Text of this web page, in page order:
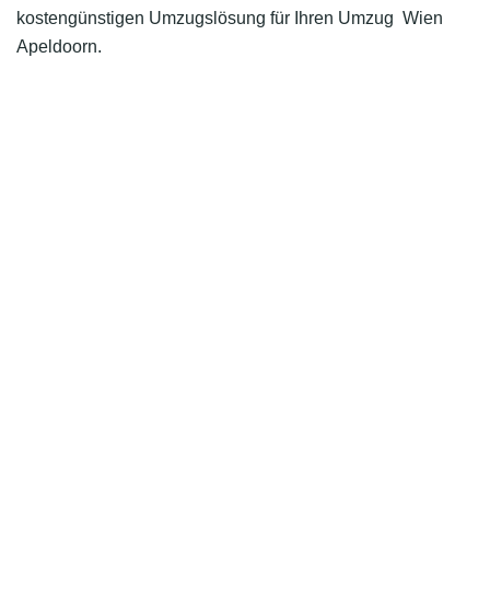
kostengünstigen Umzugslösung für Ihren Umzug Wien
Apeldoorn.